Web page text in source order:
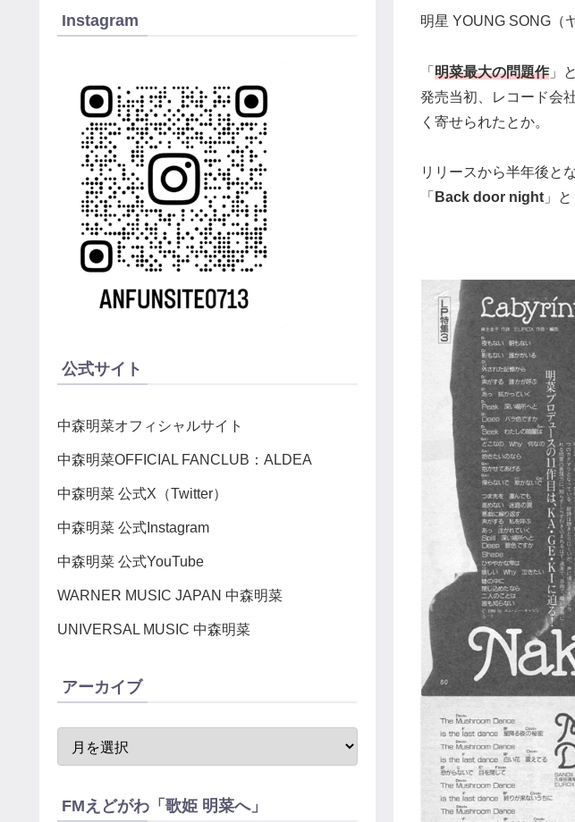
明星 YOUNG SONG（
「 明菜最大の問題作 」
発売当初、レコード会
く寄せられたとか。
リリースから半年後と
「 Back door night 」と
Instagram
公式サイト
中森明菜オフィシャルサイト
中森明菜OFFICIAL FANCLUB：ALDEA
中森明菜 公式X（Twitter）
中森明菜 公式Instagram
中森明菜 公式YouTube
WARNER MUSIC JAPAN 中森明菜
UNIVERSAL MUSIC 中森明菜
アーカイブ
FMえどがわ「歌姫 明菜へ」